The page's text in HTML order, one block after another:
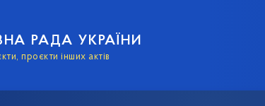
РАДА УКРАЇНИ
проєкти інших актів